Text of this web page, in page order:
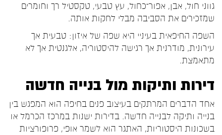
גווני חול, אבן, אפור־כחול, עץ טבעי, טקסטיל רך וחומרים
שמזכירים את הסביבה מבלי לחקות אותה.
השפה החיפאית בעיניי היא שפה של איזון: טבעית אך
עירונית, מודרנית אך רגישה להיסטוריה, אלגנטית אך לא
מתאמצת.
דירות ותיקות מול בנייה חדשה
אחד הדברים המרתקים בעיצוב פנים בחיפה הוא המפגש בין
בנייה ותיקה לבנייה חדשה. בדירות ישנות במרכז הכרמל או
בשכונות היסטוריות, האתגר הוא לשמר אופי, פרופורציות